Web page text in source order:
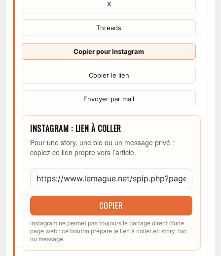
X
Threads
Copier pour Instagram
Copier le lien
Envoyer par mail
INSTAGRAM : LIEN À COLLER
Pour une story, une bio ou un message privé :
copiez ce lien propre vers l’article.
COPIER
Instagram ne permet pas toujours le partage direct d’une
page web : ce bouton prépare le lien à coller en story, bio
ou message.